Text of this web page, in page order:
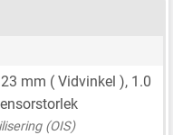
23 mm ( Vidvinkel ), 1.0
(OIS)